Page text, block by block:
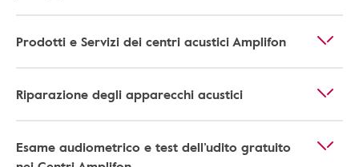
Prodotti e Servizi dei centri acustici Amplifon
Riparazione degli apparecchi acustici
Esame audiometrico e test dell’udito gratuito